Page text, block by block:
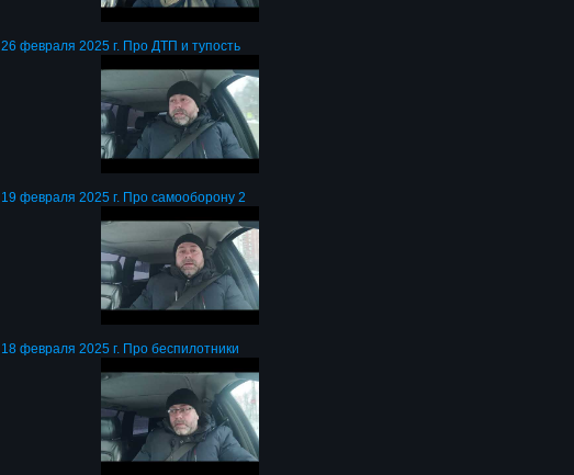
26 февраля 2025 г. Про ДТП и тупость
19 февраля 2025 г. Про самооборону 2
18 февраля 2025 г. Про беспилотники